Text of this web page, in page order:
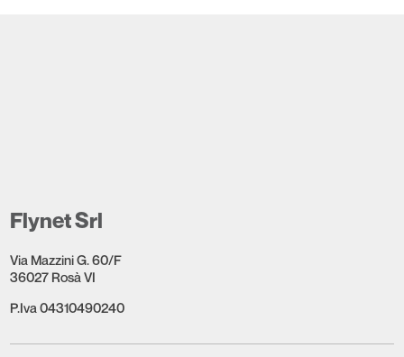
Flynet Srl
Via Mazzini G. 60/F
36027 Rosà VI
P.Iva 04310490240